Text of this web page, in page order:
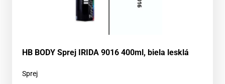
HB BODY Sprej IRIDA 9016 400ml, biela lesklá
Sprej